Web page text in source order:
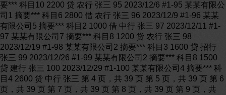
要*** 科目10 2200 贷 农行 张三 95 2023/12/6 #1-95 某某有限公
司1 摘要*** 科目6 2800 借 农行 张三 96 2023/12/9 #1-96 某某
有限公司5 摘要*** 科目2 1000 借 中行 张三 97 2023/12/11 #1-
97 某某有限公司7 摘要*** 科目8 1200 贷 农行 张三 98
2023/12/19 #1-98 某某有限公司2 摘要*** 科目3 1600 贷 招行
张三 99 2023/12/26 #1-99 某某有限公司2 摘要*** 科目8 1500
贷 建行 张三 100 2023/12/29 #1-100 某某有限公司4 摘要*** 科
目4 2600 贷 中行 张三 第 4 页，共 39 页 第 5 页，共 39 页 第 6
页，共 39 页 第 7 页，共 39 页 第 8 页，共 39 页 第 9 页，共